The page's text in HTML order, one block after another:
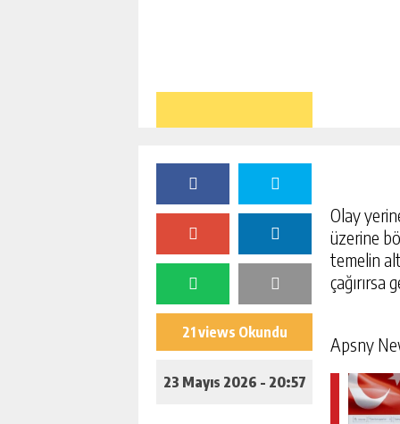
21 views Okundu
23 Mayıs 2026 - 20:57
Olay
üzerine
temelin alt
çağırırsa
Apsny